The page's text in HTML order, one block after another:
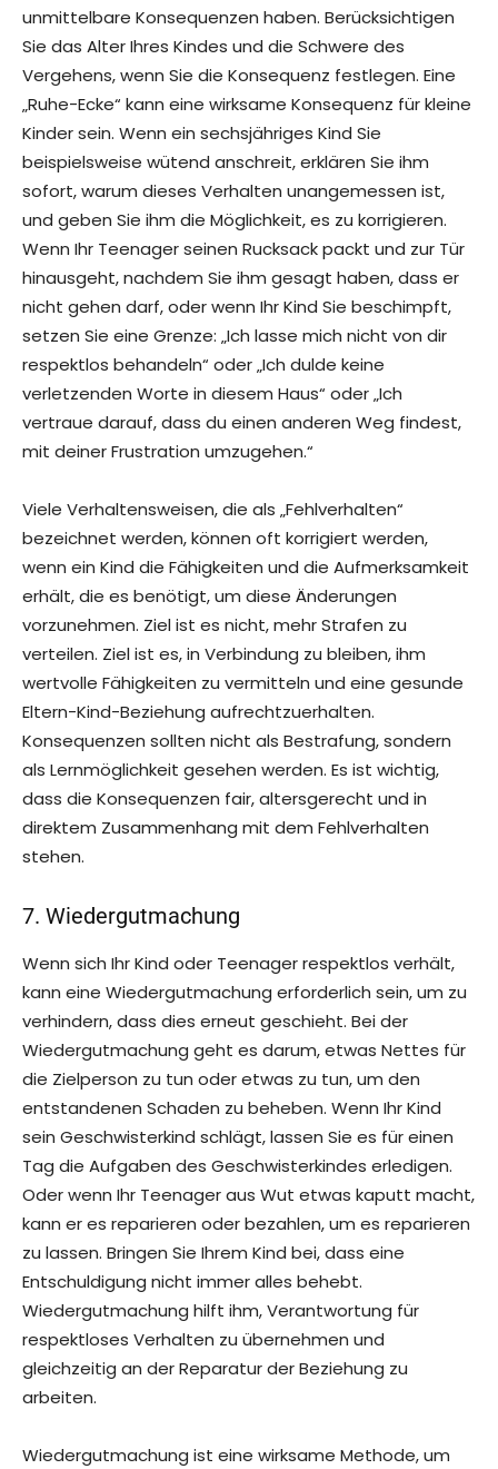
unmittelbare Konsequenzen haben. Berücksichtigen
Sie das Alter Ihres Kindes und die Schwere des
Vergehens, wenn Sie die Konsequenz festlegen. Eine
„Ruhe-Ecke“ kann eine wirksame Konsequenz für kleine
Kinder sein. Wenn ein sechsjähriges Kind Sie
beispielsweise wütend anschreit, erklären Sie ihm
sofort, warum dieses Verhalten unangemessen ist,
und geben Sie ihm die Möglichkeit, es zu korrigieren.
Wenn Ihr Teenager seinen Rucksack packt und zur Tür
hinausgeht, nachdem Sie ihm gesagt haben, dass er
nicht gehen darf, oder wenn Ihr Kind Sie beschimpft,
setzen Sie eine Grenze: „Ich lasse mich nicht von dir
respektlos behandeln“ oder „Ich dulde keine
verletzenden Worte in diesem Haus“ oder „Ich
vertraue darauf, dass du einen anderen Weg findest,
mit deiner Frustration umzugehen.“
Viele Verhaltensweisen, die als „Fehlverhalten“
bezeichnet werden, können oft korrigiert werden,
wenn ein Kind die Fähigkeiten und die Aufmerksamkeit
erhält, die es benötigt, um diese Änderungen
vorzunehmen. Ziel ist es nicht, mehr Strafen zu
verteilen. Ziel ist es, in Verbindung zu bleiben, ihm
wertvolle Fähigkeiten zu vermitteln und eine gesunde
Eltern-Kind-Beziehung aufrechtzuerhalten.
Konsequenzen sollten nicht als Bestrafung, sondern
als Lernmöglichkeit gesehen werden. Es ist wichtig,
dass die Konsequenzen fair, altersgerecht und in
direktem Zusammenhang mit dem Fehlverhalten
stehen.
7. Wiedergutmachung
Wenn sich Ihr Kind oder Teenager respektlos verhält,
kann eine Wiedergutmachung erforderlich sein, um zu
verhindern, dass dies erneut geschieht. Bei der
Wiedergutmachung geht es darum, etwas Nettes für
die Zielperson zu tun oder etwas zu tun, um den
entstandenen Schaden zu beheben. Wenn Ihr Kind
sein Geschwisterkind schlägt, lassen Sie es für einen
Tag die Aufgaben des Geschwisterkindes erledigen.
Oder wenn Ihr Teenager aus Wut etwas kaputt macht,
kann er es reparieren oder bezahlen, um es reparieren
zu lassen. Bringen Sie Ihrem Kind bei, dass eine
Entschuldigung nicht immer alles behebt.
Wiedergutmachung hilft ihm, Verantwortung für
respektloses Verhalten zu übernehmen und
gleichzeitig an der Reparatur der Beziehung zu
arbeiten.
Wiedergutmachung ist eine wirksame Methode, um